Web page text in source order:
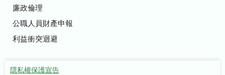
廉政倫理
公職人員財產申報
利益衝突迴避
隱私權保護宣告